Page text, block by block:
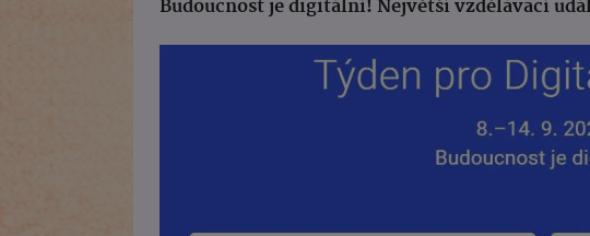
Budoucnost je digitální! Největší vzdělávací